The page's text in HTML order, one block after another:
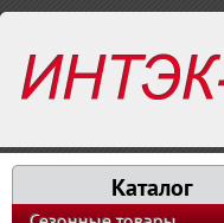
Каталог